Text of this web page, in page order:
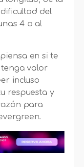
del
4 o al
en si te
valor
incluso
respuesta y
para